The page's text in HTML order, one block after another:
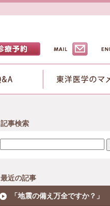
記事検索
最近の記事
「地震の備え万全ですか？」